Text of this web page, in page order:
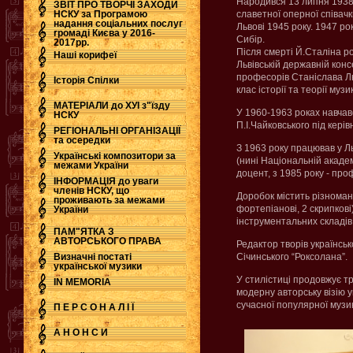
ЗВІТ ПРО ТВОРЧІ ЗАХОДИ
НСКУ за Програмою
надання соціальних послуг
громаді Києва у 2016-
2017рр.
.
Наші корифеї
Історія Спілки
МАТЕРІАЛИ до ХУІ з"їзду
НСКУ
РЕГІОНАЛЬНІ ОРГАНІЗАЦІЇ
та осередки
Українські композитори за
межами України
ІНФОРМАЦІЯ до уваги
членів НСКУ, що
проживають за межами
України
ПАМ"ЯТКА З
АВТОРСЬКОГО ПРАВА
Визначні постаті
української музики
IN MEMORIA
П Е Р С О Н А Л І Ї
А Н О Н С И
славетної оперної
Львові 1945 року. 1947
Сибір.
Після смерті Й.Сталіна
Львівській державній
професорів Станіслава
клас історії та теорії
У 1960-1963 роках
П.І.Чайковського під
З 1963 року працював у
(нині Національній
доцент, з 1985 року -
Доробок містить
фортепіанові, 2
інструментальних
Редактор творів
Січинського “Роксолана”.
У стилістиці продовжує
модерну авторську візію
сучасної популярної